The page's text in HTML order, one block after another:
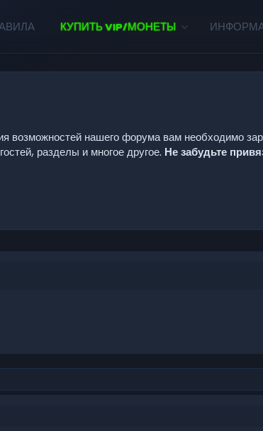
КУПИТЬ VIP/МОНЕТЫ
возможностей нашего форума вам необходимо
разделы и многое другое. Не забудьте